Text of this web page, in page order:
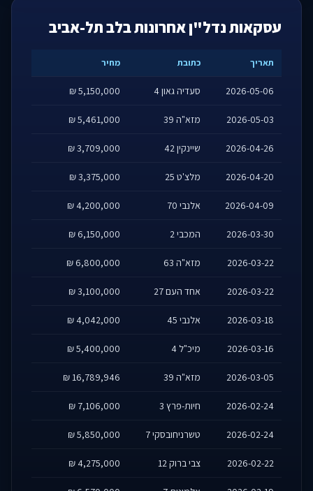
עסקאות נדל"ן אחרונות בלב תל-אביב
תאריך כתובת מחיר
2026-05-06 סעדיה גאון 4 5,150,000 ₪
2026-05-03 מזא"ה 39 5,461,000 ₪
2026-04-26 שיינקין 42 3,709,000 ₪
2026-04-20 מלצ'ט 25 3,375,000 ₪
2026-04-09 אלנבי 70 4,200,000 ₪
2026-03-30 המכבי 2 6,150,000 ₪
2026-03-22 מזא"ה 63 6,800,000 ₪
2026-03-22 אחד העם 27 3,100,000 ₪
2026-03-18 אלנבי 45 4,042,000 ₪
2026-03-16 מיכ"ל 4 5,400,000 ₪
2026-03-05 מזא"ה 39 16,789,946 ₪
2026-02-24 חיות-פרץ 3 7,106,000 ₪
2026-02-24 טשרניחובסקי 7 5,850,000 ₪
2026-02-22 צבי ברוק 12 4,275,000 ₪